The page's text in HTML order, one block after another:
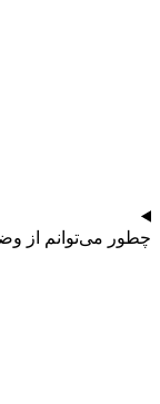
چطور می‌توانم از